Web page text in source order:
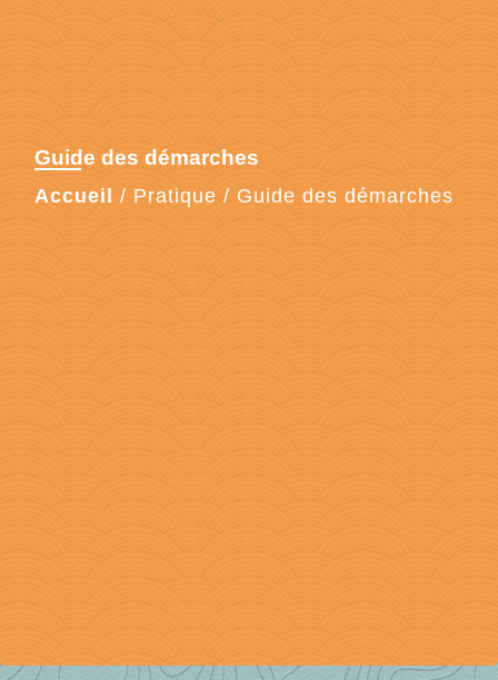
Guide des démarches
Accueil / Pratique / Guide des démarches